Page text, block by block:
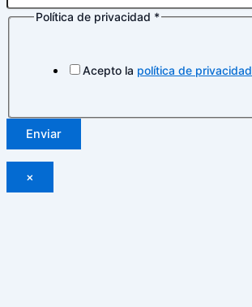
Política de privacidad *
Acepto la política de privacidad
Enviar
×